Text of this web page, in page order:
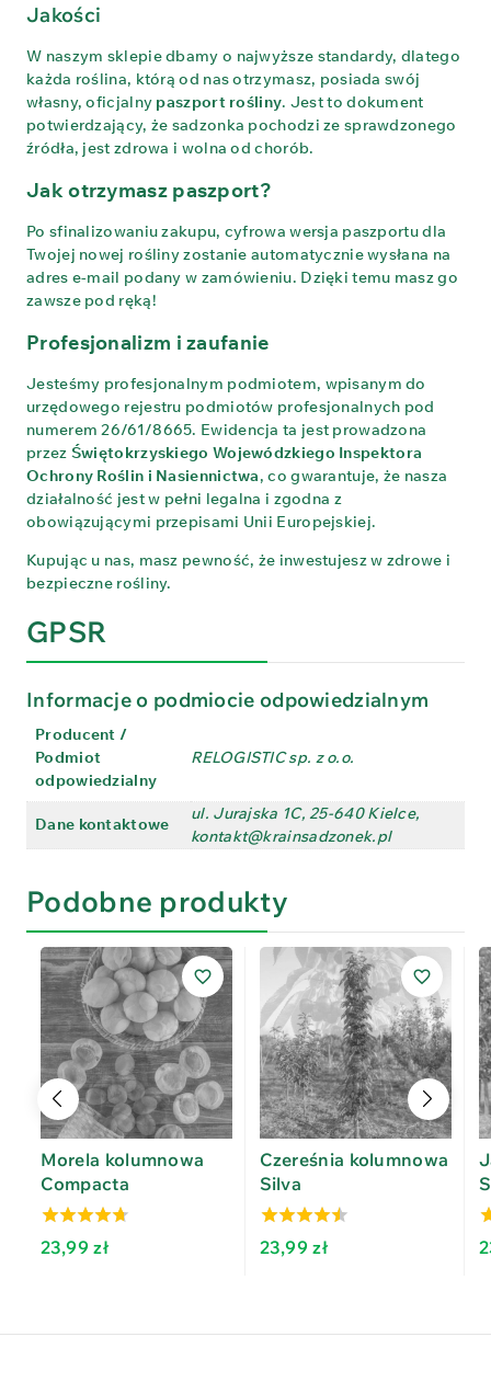
Jakości
W naszym sklepie dbamy o najwyższe standardy, dlatego
każda roślina, którą od nas otrzymasz, posiada swój
własny, oficjalny paszport rośliny. Jest to dokument
potwierdzający, że sadzonka pochodzi ze sprawdzonego
źródła, jest zdrowa i wolna od chorób.
Jak otrzymasz paszport?
Po sfinalizowaniu zakupu, cyfrowa wersja paszportu dla
Twojej nowej rośliny zostanie automatycznie wysłana na
adres e-mail podany w zamówieniu. Dzięki temu masz go
zawsze pod ręką!
Profesjonalizm i zaufanie
Jesteśmy profesjonalnym podmiotem, wpisanym do
urzędowego rejestru podmiotów profesjonalnych pod
numerem 26/61/8665. Ewidencja ta jest prowadzona
przez Świętokrzyskiego Wojewódzkiego Inspektora
Ochrony Roślin i Nasiennictwa, co gwarantuje, że nasza
działalność jest w pełni legalna i zgodna z
obowiązującymi przepisami Unii Europejskiej.
Kupując u nas, masz pewność, że inwestujesz w zdrowe i
bezpieczne rośliny.
GPSR
Informacje o podmiocie odpowiedzialnym
Producent /
Podmiot
odpowiedzialny
RELOGISTIC sp. z o.o.
Dane kontaktowe
ul. Jurajska 1C, 25-640 Kielce,
kontakt@krainsadzonek.pl
Podobne produkty
Morela kolumnowa
Compacta
4.27
out of 5
23,99zł
Czereśnia kolumnowa
Silva
4.09
out of 5
23,99zł